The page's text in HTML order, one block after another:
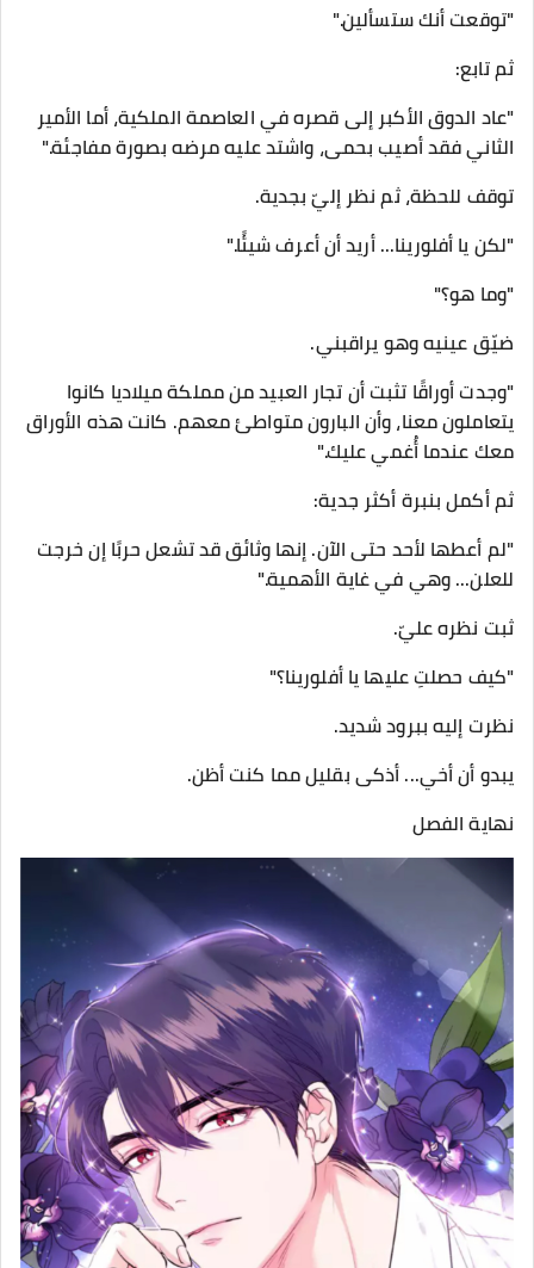
"توقعت أنك ستسألين."
ثم تابع:
"عاد الدوق الأكبر إلى قصره في العاصمة الملكية، أما الأمير
الثاني فقد أصيب بحمى، واشتد عليه مرضه بصورة مفاجئة."
توقف للحظة، ثم نظر إليّ بجدية.
"لكن يا أفلورينا... أريد أن أعرف شيئًا."
"وما هو؟"
ضيّق عينيه وهو يراقبني.
"وجدت أوراقًا تثبت أن تجار العبيد من مملكة ميلاديا كانوا
يتعاملون معنا، وأن البارون متواطئ معهم. كانت هذه الأوراق
معك عندما أُغمي عليك."
ثم أكمل بنبرة أكثر جدية:
"لم أعطها لأحد حتى الآن. إنها وثائق قد تشعل حربًا إن خرجت
للعلن... وهي في غاية الأهمية."
ثبت نظره عليّ.
"كيف حصلتِ عليها يا أفلورينا؟"
نظرت إليه ببرود شديد.
يبدو أن أخي... أذكى بقليل مما كنت أظن.
نهاية الفصل